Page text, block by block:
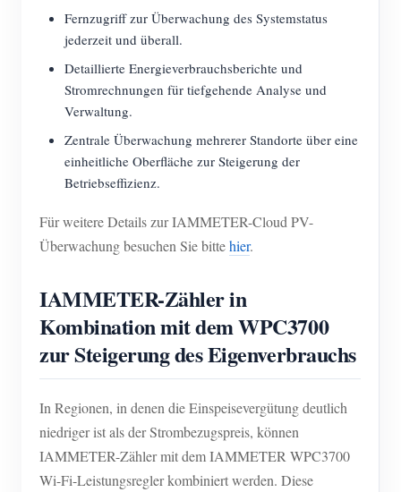
Fernzugriff zur Überwachung des Systemstatus
jederzeit und überall.
Detaillierte Energieverbrauchsberichte und
Stromrechnungen für tiefgehende Analyse und
Verwaltung.
Zentrale Überwachung mehrerer Standorte über eine
einheitliche Oberfläche zur Steigerung der
Betriebseffizienz.
Für weitere Details zur IAMMETER-Cloud PV-
Überwachung besuchen Sie bittehier.
IAMMETER-Zähler in
Kombination mit dem WPC3700
zur Steigerung des Eigenverbrauchs
In Regionen, in denen die Einspeisevergütung deutlich
niedriger ist als der Strombezugspreis, können
IAMMETER-Zähler mit dem IAMMETER WPC3700
Wi-Fi-Leistungsregler kombiniert werden. Diese